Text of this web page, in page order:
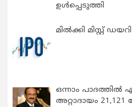
ഉൾപ്പെടുത്തി
മിൽക്കി മിസ്റ്റ്
ഒന്നാം
അറ്റാദായം